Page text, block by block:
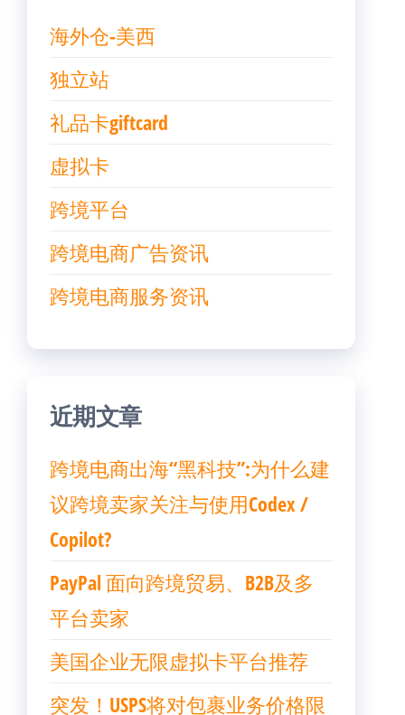
海外仓-美西
独立站
礼品卡giftcard
虚拟卡
跨境平台
跨境电商广告资讯
跨境电商服务资讯
近期文章
跨境电商出海“黑科技”:为什么建
议跨境卖家关注与使用Codex /
Copilot?
PayPal 面向跨境贸易、B2B及多
平台卖家
美国企业无限虚拟卡平台推荐
突发！USPS将对包裹业务价格限